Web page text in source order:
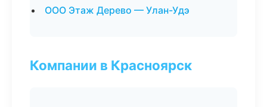
ООО Этаж Дерево — Улан-Удэ
Компании в Красноярск